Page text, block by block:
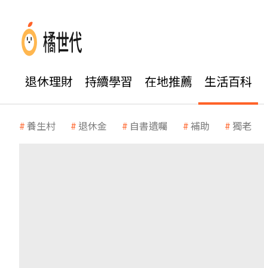
退休理財 持續學習 在地推薦 生活百科
養生村 退休金 自書遺囑 補助 獨老